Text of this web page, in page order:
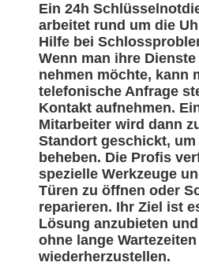
Ein 24h
arbeitet rund um die
Hilfe bei
Wenn man ihre
nehmen möchte, kann
telefonische Anfrage
Kontakt aufnehmen.
Mitarbeiter wird dann
Standort geschickt, um
beheben. Die Profis
spezielle Werkzeuge
Türen zu öffnen oder
reparieren. Ihr Ziel ist
Lösung anzubieten
ohne lange Wartezeiten
wiederherzustellen.